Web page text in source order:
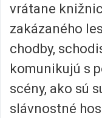
vrátane
zakázaného
chodby,
komunikujú s
scény, ako sú
slávnostné